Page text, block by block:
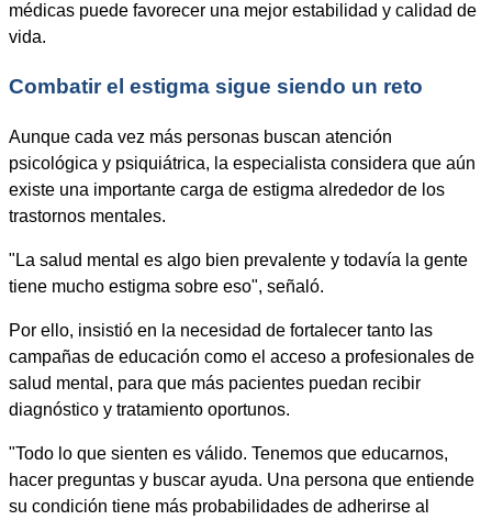
médicas puede favorecer una mejor estabilidad y calidad de
vida.
Combatir el estigma sigue siendo un reto
Aunque cada vez más personas buscan atención
psicológica y psiquiátrica, la especialista considera que aún
existe una importante carga de estigma alrededor de los
trastornos mentales.
"La salud mental es algo bien prevalente y todavía la gente
tiene mucho estigma sobre eso", señaló.
Por ello, insistió en la necesidad de fortalecer tanto las
campañas de educación como el acceso a profesionales de
salud mental, para que más pacientes puedan recibir
diagnóstico y tratamiento oportunos.
"Todo lo que sienten es válido. Tenemos que educarnos,
hacer preguntas y buscar ayuda. Una persona que entiende
su condición tiene más probabilidades de adherirse al